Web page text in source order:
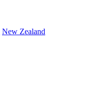
New Zealand